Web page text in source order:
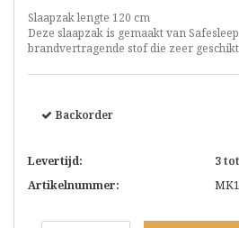
Slaapzak lengte 120 cm
Deze slaapzak is gemaakt van
brandvertragende stof die zeer
Backorder
Levertijd:
3
Artikelnummer: